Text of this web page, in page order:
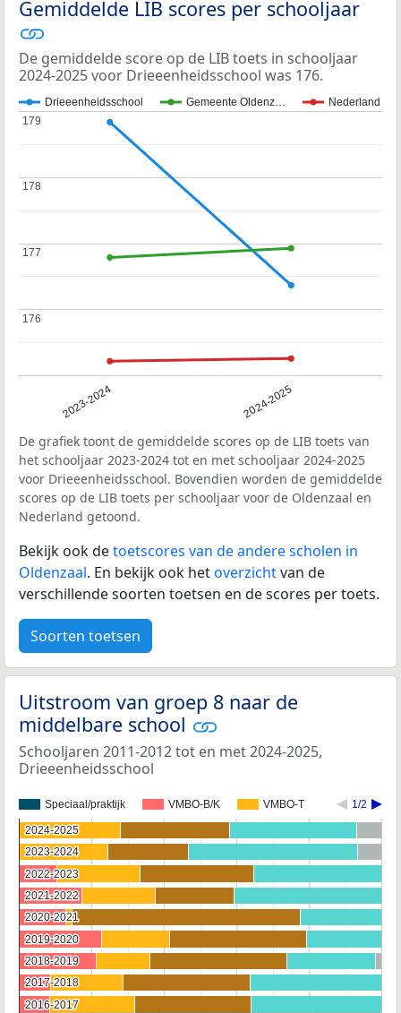
Gemiddelde LIB scores per schooljaar
De gemiddelde score op de LIB toets in schooljaar
2024-2025 voor Drieeenheidsschool was 176.
Drieeenheidsschool Gemeente Oldenz… Nederland
2023-2024 2024-2025
176
176
177
177
178
178
179
179
De grafiek toont de gemiddelde scores op de LIB toets van
het schooljaar 2023-2024 tot en met schooljaar 2024-2025
voor Drieeenheidsschool. Bovendien worden de gemiddelde
scores op de LIB toets per schooljaar voor de Oldenzaal en
Nederland getoond.
Bekijk ook detoetscores van de andere scholen in
Oldenzaal. En bekijk ook hetoverzichtvan de
verschillende soorten toetsen en de scores per toets.
Soorten toetsen
Uitstroom van groep 8 naar de
middelbare school
Schooljaren 2011-2012 tot en met 2024-2025,
Drieeenheidsschool
Speciaal/praktijk VMBO-B/K VMBO-T 1/2
2024-2025
2024-2025
2023-2024
2023-2024
2022-2023
2022-2023
2021-2022
2021-2022
2020-2021
2020-2021
2019-2020
2019-2020
2018-2019
2018-2019
2017-2018
2017-2018
2016-2017
2016-2017